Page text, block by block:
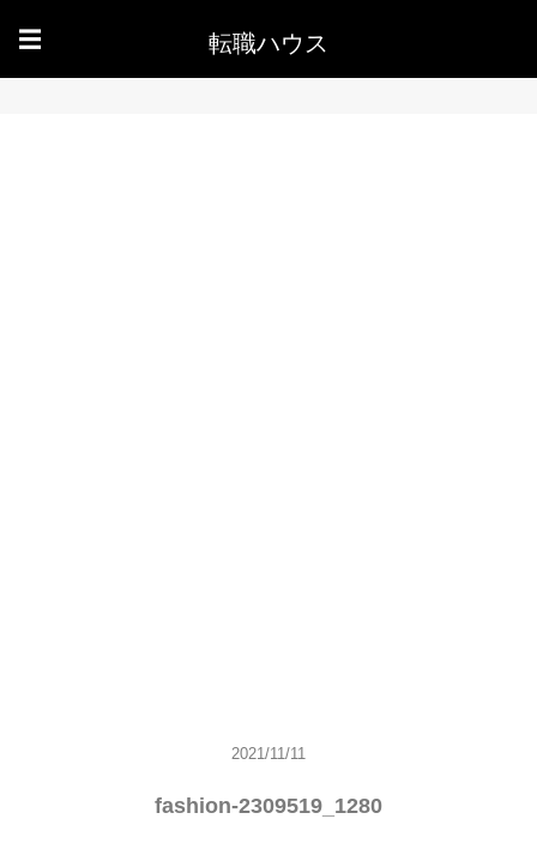
☰ 転職ハウス
2021/11/11
fashion-2309519_1280